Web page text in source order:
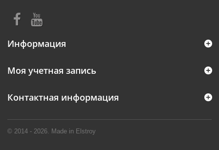
Информация
© 2014 - 2026. Made in Elstroy
Моя учетная запись
Контактная информация